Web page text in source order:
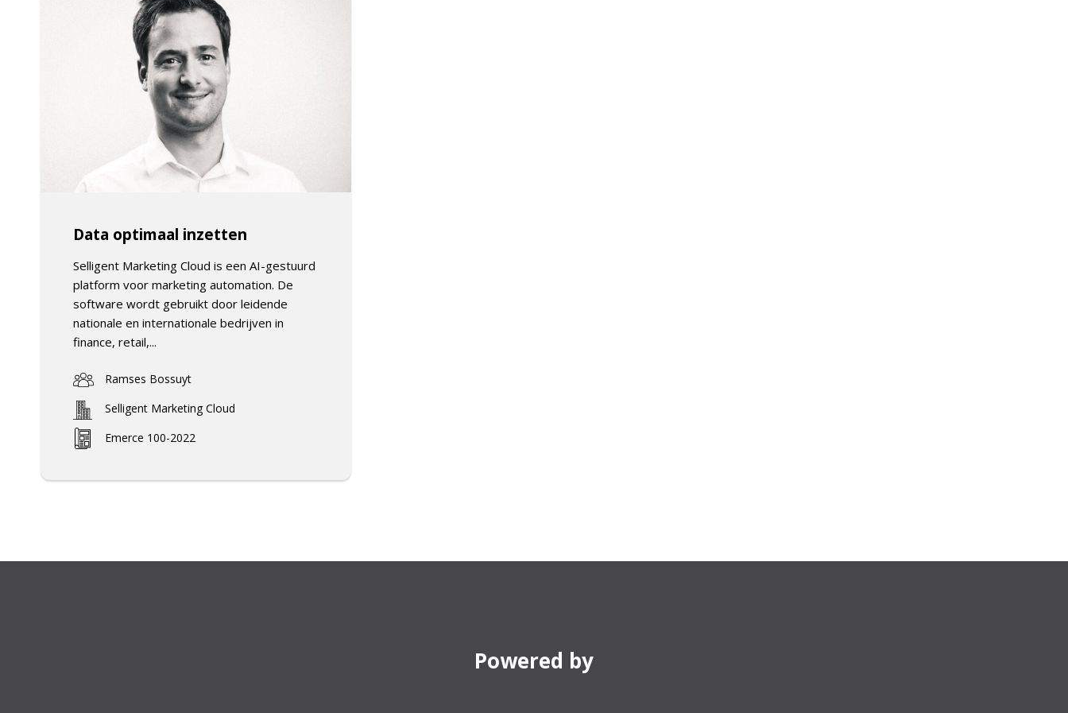
Data optimaal inzetten
Selligent Marketing Cloud is een AI-gestuurd
platform voor marketing automation. De
software wordt gebruikt door leidende
nationale en internationale bedrijven in
finance, retail,...
Ramses Bossuyt
Selligent Marketing Cloud
Emerce 100-2022
Powered by